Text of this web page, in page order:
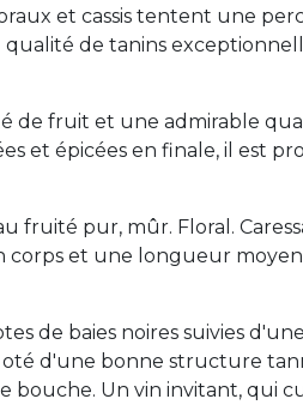
et cassis tentent une
de tanins
fruit et une admirable
et épicées en finale, il est
fruité pur, mûr. Floral.
corps et une longueur
de baies noires suivies
d'une bonne structure
Un vin invitant, qui